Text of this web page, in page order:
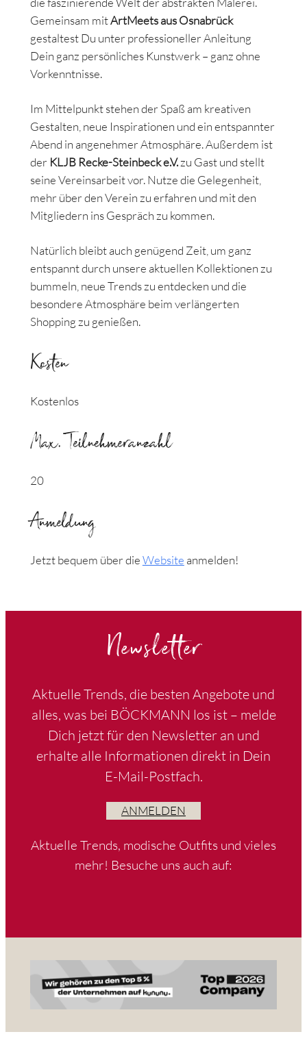
Gemeinsam mitArtMeets aus Osnabrück
gestaltest Du unter professioneller Anleitung
Dein ganz persönliches Kunstwerk – ganz ohne
Vorkenntnisse.
Im Mittelpunkt stehen der Spaß am kreativen
Gestalten, neue Inspirationen und ein entspannter
Abend in angenehmer Atmosphäre. Außerdem ist
der KLJB Recke-Steinbeck e.V.zu Gast und stellt
seine Vereinsarbeit vor. Nutze die Gelegenheit,
mehr über den Verein zu erfahren und mit den
Mitgliedern ins Gespräch zu kommen.
Natürlich bleibt auch genügend Zeit, um ganz
entspannt durch unsere aktuellen Kollektionen zu
bummeln, neue Trends zu entdecken und die
besondere Atmosphäre beim verlängerten
Shopping zu genießen.
Kosten
Kostenlos
Max. Teilnehmeranzahl
20
Anmeldung
Jetzt bequem über dieWebsite anmelden!
Newsletter
Aktuelle Trends, die besten Angebote und
alles, was bei BÖCKMANN los ist – melde
Dich jetzt für den Newsletter an und
erhalte alle Informationen direkt in Dein
E-Mail-Postfach.
ANMELDEN
Aktuelle Trends, modische Outfits und vieles
mehr! Besuche uns auch auf: